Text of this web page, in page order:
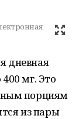
дневная
мг. Это
порциям
из пары